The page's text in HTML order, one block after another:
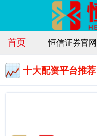
首页 恒信证券官网
十大配资平台推荐